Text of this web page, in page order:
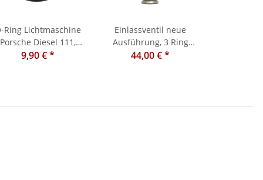
Ring Lichtmaschine
Porsche Diesel 111,
108. 109
9,90 €*
Einlassventil neue
Ausführung, 3 Ring
Porsche
44,00 €*